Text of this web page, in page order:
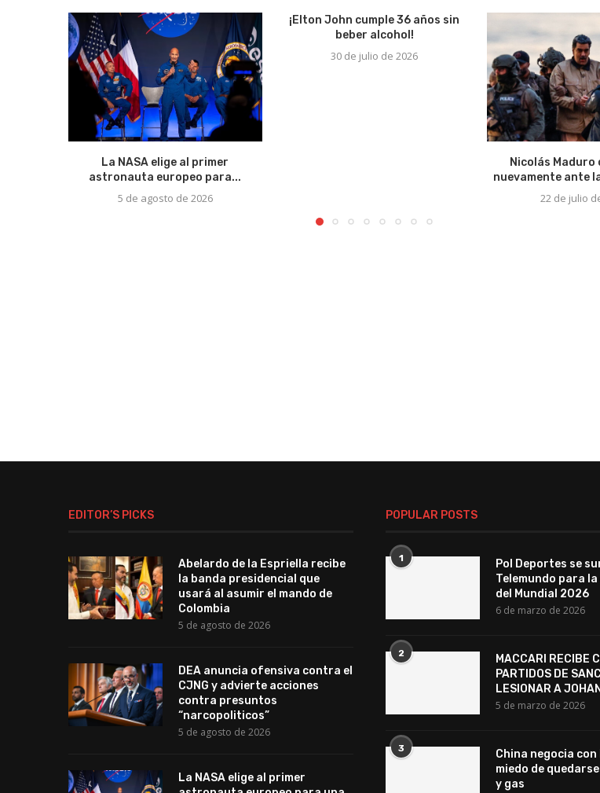
La NASA elige al primer
astronauta europeo para...
5 de agosto de 2026
¡Elton John cumple 36 años sin
beber alcohol!
30 de julio de 2026
Nicolás Maduro
nuevamente ante
22 de julio
EDITOR’S PICKS
Abelardo de la Espriella recibe
la banda presidencial que
usará al asumir el mando de
Colombia
5 de agosto de 2026
DEA anuncia ofensiva contra el
CJNG y advierte acciones
contra presuntos
“narcopoliticos”
5 de agosto de 2026
La NASA elige al primer
POPULAR POSTS
1
Pol Deportes se
Telemundo para
del Mundial 2026
6 de marzo de 2026
2
MACCARI RECIBE
PARTIDOS DE
LESIONAR A
5 de marzo de 2026
3
China negocia con
miedo de
y gas